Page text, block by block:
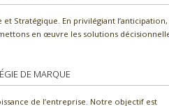
Stratégique. En privilégiant l’anticipation,
en œuvre les solutions
DE MARQUE
de l’entreprise. Notre objectif est